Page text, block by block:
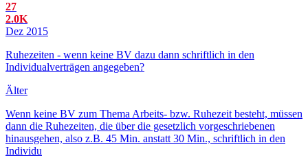
27
2.0K
Dez 2015
Ruhezeiten - wenn keine BV dazu dann schriftlich in den
Individualverträgen angegeben?
Älter
Wenn keine BV zum Thema Arbeits- bzw. Ruhezeit besteht, müssen
dann die Ruhezeiten, die über die gesetzlich vorgeschriebenen
hinausgehen, also z.B. 45 Min. anstatt 30 Min., schriftlich in den
Individu